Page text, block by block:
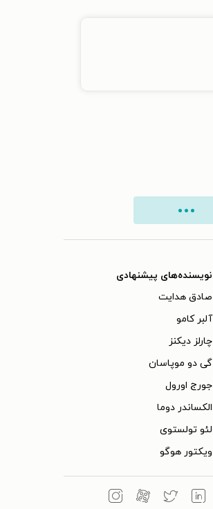
نویسنده‌های پیشنهادی
صادق هدایت
آلبر کامو
چارلز دیکنز
گی دو موپاسان
جورج اورول
الکساندر دوما
لئو تولستوی
ویکتور هوگو